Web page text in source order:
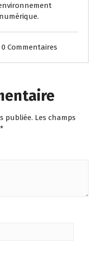
0 Commentaires
publiée. Les champs
*